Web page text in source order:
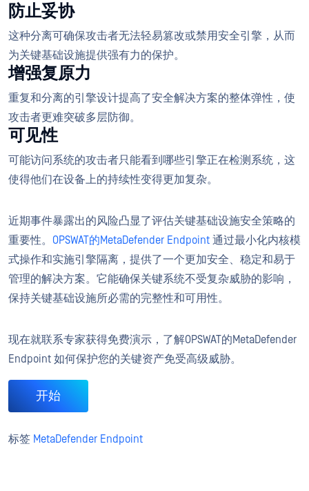
防止妥协
这种分离可确保攻击者无法轻易篡改或禁用安全引擎，从而
为关键基础设施提供强有力的保护。
增强复原力
重复和分离的引擎设计提高了安全解决方案的整体弹性，使
攻击者更难突破多层防御。
可见性
可能访问系统的攻击者只能看到哪些引擎正在检测系统，这
使得他们在设备上的持续性变得更加复杂。
近期事件暴露出的风险凸显了评估关键基础设施安全策略的
重要性。 OPSWAT的MetaDefender Endpoint 通过最小化内核模
式操作和实施引擎隔离，提供了一个更加安全、稳定和易于
管理的解决方案。它能确保关键系统不受复杂威胁的影响，
保持关键基础设施所必需的完整性和可用性。
现在就联系专家获得免费演示，了解OPSWAT的MetaDefender
Endpoint 如何保护您的关键资产免受高级威胁。
开始
标签 MetaDefender Endpoint